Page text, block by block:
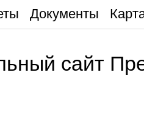
Документы
сайт